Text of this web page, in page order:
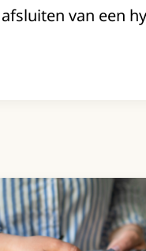
van een